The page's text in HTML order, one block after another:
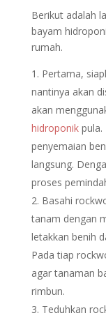
Berikut adalah
bayam
rumah.
Pertama,
nantinya akan
akan
hidroponik pula.
penyemaian
langsung.
proses
Basahi
tanam dengan
letakkan benih
Pada tiap
agar tanaman
rimbun.
Teduhkan